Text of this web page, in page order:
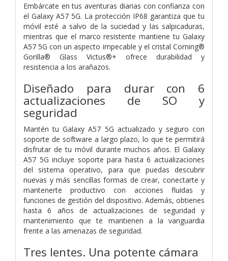
Embárcate en tus aventuras diarias con confianza con
el Galaxy A57 5G. La protección IP68 garantiza que tu
móvil esté a salvo de la suciedad y las salpicaduras,
mientras que el marco resistente mantiene tu Galaxy
A57 5G con un aspecto impecable y el cristal Corning®
Gorilla® Glass Victus®+ ofrece durabilidad y
resistencia a los arañazos.
Diseñado para durar con 6
actualizaciones de SO y
seguridad
Mantén tu Galaxy A57 5G actualizado y seguro con
soporte de software a largo plazo, lo que te permitirá
disfrutar de tu móvil durante muchos años. El Galaxy
A57 5G incluye soporte para hasta 6 actualizaciones
del sistema operativo, para que puedas descubrir
nuevas y más sencillas formas de crear, conectarte y
mantenerte productivo con acciones fluidas y
funciones de gestión del dispositivo. Además, obtienes
hasta 6 años de actualizaciones de seguridad y
mantenimiento que te mantienen a la vanguardia
frente a las amenazas de seguridad.
Tres lentes. Una potente cámara